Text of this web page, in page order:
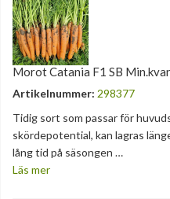
Morot Catania F1 SB
Artikelnummer: 298377
Tidig sort som passar för
skördepotential, kan lagras
lång tid på säsongen …
Läs mer